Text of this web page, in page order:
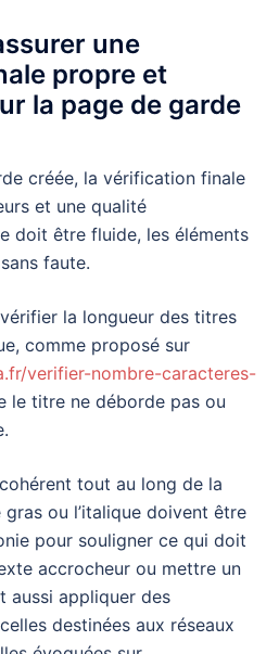
une
propre et
la page de garde
créée, la vérification finale
et une qualité
doit être fluide, les éléments
faute.
la longueur des titres
comme proposé sur
verifier-nombre-caracteres-
le titre ne déborde pas ou
cohérent tout au long de la
ou l’italique doivent être
pour souligner ce qui doit
accrocheur ou mettre un
aussi appliquer des
destinées aux réseaux